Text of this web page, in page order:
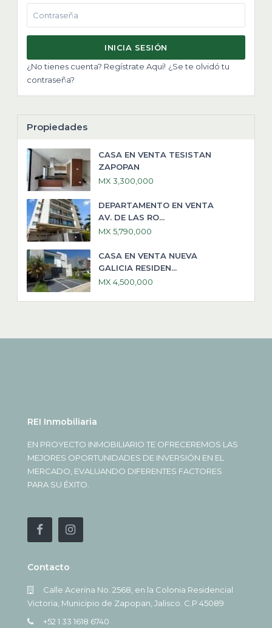
INICIA SESIÓN
¿No tienes cuenta? Regístrate Aquí! ¿Se te olvidó tu
contraseña?
Propiedades
CASA EN VENTA TESISTAN
ZAPOPAN
MX 3,300,000
DEPARTAMENTO EN VENTA
AV. DE LAS RO...
MX 5,790,000
CASA EN VENTA NUEVA
GALICIA RESIDEN...
MX 4,500,000
REI Inmobiliaria
EN PROYECTO INMOBILIARIO TE OFRECEREMOS LAS
MEJORES OPORTUNIDADES DE INVERSIÓN EN EL
MERCADO, EVALUANDO DIFERENTES FACTORES
PARA SU ÉXITO.
Contacto
Calle Acerina No. 2568, en la Colonia Residencial
Victoria, Municipio de Zapopan, Jalisco. C.P 45089
+52 1 33 1618 6740